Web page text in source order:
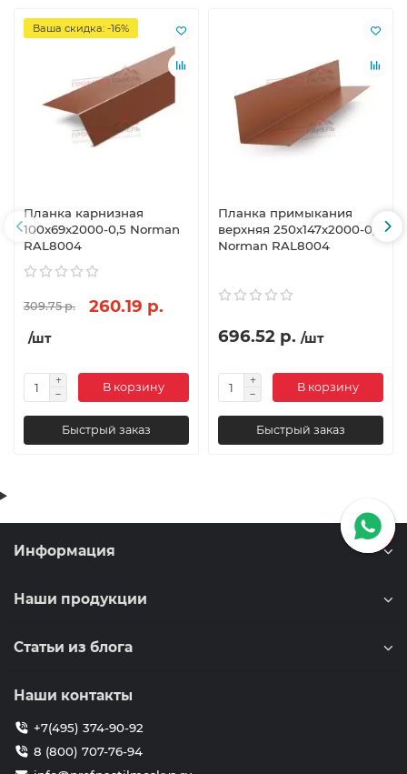
Ваша скидка: -16%
Планка карнизная
100х69х2000-0,5 Norman
RAL8004
309.75 р. 260.19 р.
/шт
В корзину
Быстрый заказ
Планка примыкания
верхняя 250х147х2000-0,5
Norman RAL8004
696.52 р. /шт
В корзину
Быстрый заказ
Информация
Наши продукции
Статьи из блога
Наши контакты
+7(495) 374-90-92
8 (800) 707-76-94